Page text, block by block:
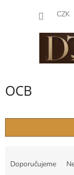
CZK
OCB
Doporučujeme